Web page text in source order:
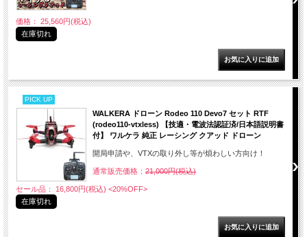
価格： 25,560円(税込)
在庫切れ
PICK UP
WALKERA ドローン Rodeo 110 Devo7 セット RTF
(rodeo110-vtxless) 【技適・電波法認証済/日本語説明書
付】 ワルケラ 純正 レーシング クアッド ドローン
開局申請や、VTXの取り外し等が煩わしい方向け！
通常販売価格： 21,000円(税込)
セール品： 16,800円(税込) <20%OFF>
在庫切れ